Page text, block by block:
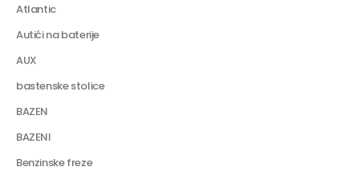
Atlantic
Autići na baterije
AUX
bastenske stolice
BAZEN
BAZENI
Benzinske freze